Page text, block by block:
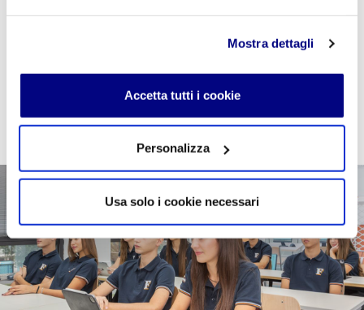
Mostra dettagli
Accetta tutti i cookie
Personalizza
Usa solo i cookie necessari
AGGIUNGI AL CARRELLO